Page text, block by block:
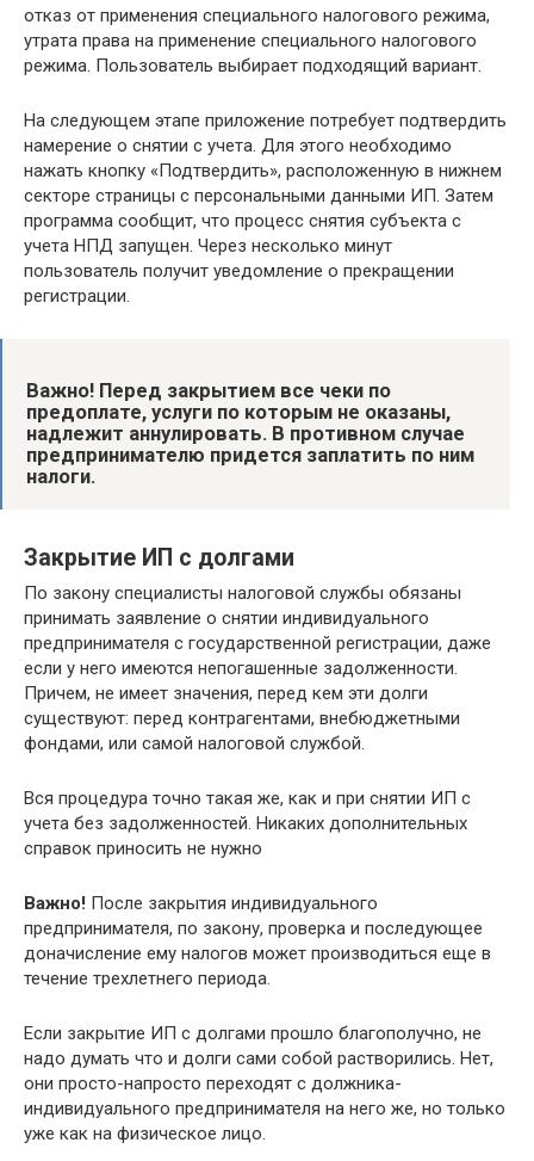
отказ от применения специального налогового режима,
утрата права на применение специального налогового
режима. Пользователь выбирает подходящий вариант.
На следующем этапе приложение потребует подтвердить
намерение о снятии с учета. Для этого необходимо
нажать кнопку «Подтвердить», расположенную в нижнем
секторе страницы с персональными данными ИП. Затем
программа сообщит, что процесс снятия субъекта с
учета НПД запущен. Через несколько минут
пользователь получит уведомление о прекращении
регистрации.
Важно! Перед закрытием все чеки по
предоплате, услуги по которым не оказаны,
надлежит аннулировать. В противном случае
предпринимателю придется заплатить по ним
налоги.
Закрытие ИП с долгами
По закону специалисты налоговой службы обязаны
принимать заявление о снятии индивидуального
предпринимателя с государственной регистрации, даже
если у него имеются непогашенные задолженности.
Причем, не имеет значения, перед кем эти долги
существуют: перед контрагентами, внебюджетными
фондами, или самой налоговой службой.
Вся процедура точно такая же, как и при снятии ИП с
учета без задолженностей. Никаких дополнительных
справок приносить не нужно
Важно! После закрытия индивидуального
предпринимателя, по закону, проверка и последующее
доначисление ему налогов может производиться еще в
течение трехлетнего периода.
Если закрытие ИП с долгами прошло благополучно, не
надо думать что и долги сами собой растворились. Нет,
они просто-напросто переходят с должника-
индивидуального предпринимателя на него же, но только
уже как на физическое лицо.